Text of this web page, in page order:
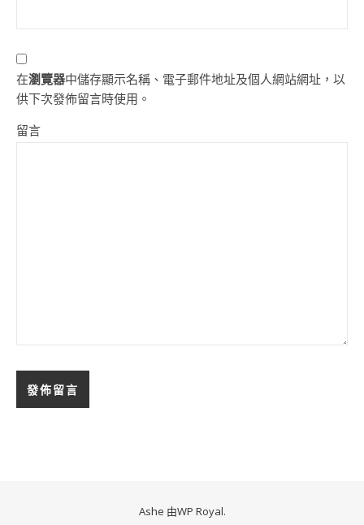
在瀏覽器中儲存顯示名稱、電子郵件地址及個人網站網址，以
供下次發佈留言時使用。
留言
Ashe 由WP Royal.